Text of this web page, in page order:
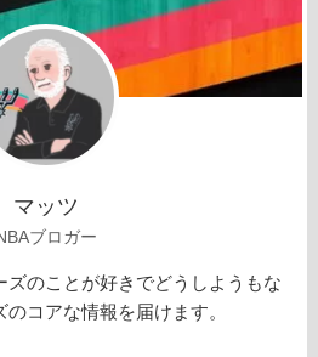
マッツ
ブロガー
ズのことが好きでどうしようもな
コアな情報を届けます。